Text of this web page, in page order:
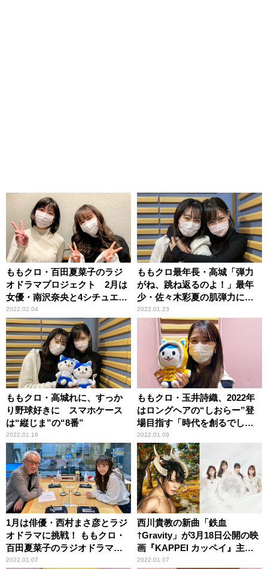
ももクロ・百田夏菜子のラジ
オドラマプロジェクト 2月は
女優・南沢奈央と4シチュエー
ションに挑戦！
2022.02.04
ももクロ最年長・高城「弾力
がね、跳ね返るのよ！」最年
少・佐々木彩夏の肌弾力に興
奮
2022.01.23
ももクロ・高城れに、すっか
り野球好きに スマホケース
は“縦じま”の“8番”
2022.01.16
ももクロ・玉井詩織、2022年
はロングヘアの“しおらー”登
場目指す「時代を創るでし
ょ！」
2022.01.09
1月は俳優・西村まさ彦とラジ
オドラマに挑戦！ ももクロ・
百田夏菜子のラジオドラマプ
ロジェクト
2022.01.07
西川貴教の新曲「鉄血
†Gravity」が3月18日公開の映
画『KAPPEI カッペイ』主題
歌に ももいろクローバーZの
2022.01.07